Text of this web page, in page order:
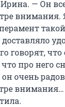
— Он
внимания.
говорят,
что про него
он очень